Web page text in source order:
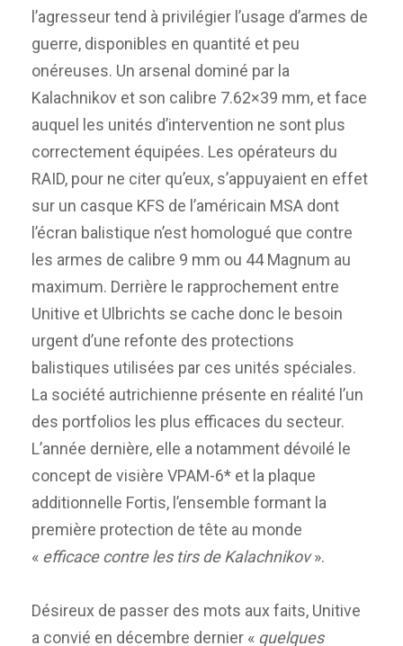
l’agresseur tend à privilégier l’usage d’armes de
guerre, disponibles en quantité et peu
onéreuses. Un arsenal dominé par la
Kalachnikov et son calibre 7.62×39 mm, et face
auquel les unités d’intervention ne sont plus
correctement équipées. Les opérateurs du
RAID, pour ne citer qu’eux, s’appuyaient en effet
sur un casque KFS de l’américain MSA dont
l’écran balistique n’est homologué que contre
les armes de calibre 9 mm ou 44 Magnum au
maximum. Derrière le rapprochement entre
Unitive et Ulbrichts se cache donc le besoin
urgent d’une refonte des protections
balistiques utilisées par ces unités spéciales.
La société autrichienne présente en réalité l’un
des portfolios les plus efficaces du secteur.
L’année dernière, elle a notamment dévoilé le
concept de visière VPAM-6* et la plaque
additionnelle Fortis, l’ensemble formant la
première protection de tête au monde
« efficace contre les tirs de Kalachnikov».
Désireux de passer des mots aux faits, Unitive
a convié en décembre dernier « quelques